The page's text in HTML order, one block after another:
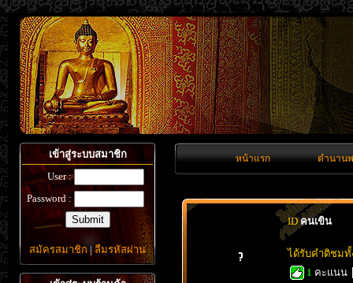
เข้าสู่ระบบสมาชิก
User :
Password :
สมัครสมาชิก|ลืมรหัสผ่าน
หน้าแรก ตำนาน
ID คนเขิน
ได้รับคำติชม
1 คะแนน